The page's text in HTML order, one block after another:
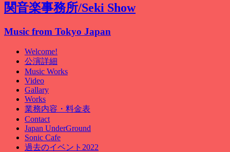
関音楽事務所/Seki Show
Music from Tokyo Japan
Welcome!
公演詳細
Music Works
Video
Gallary
Works
業務内容・料金表
Contact
Japan UnderGround
Sonic Cafe
過去のイベント2022